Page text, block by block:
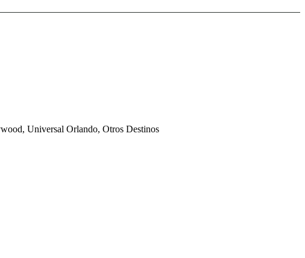
Universal Orlando, Otros Destinos